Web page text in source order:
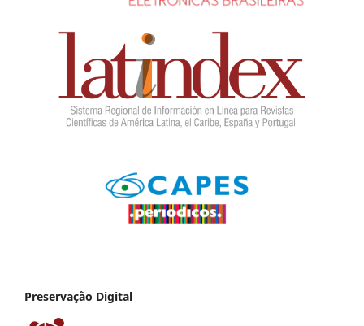
Preservação Digital